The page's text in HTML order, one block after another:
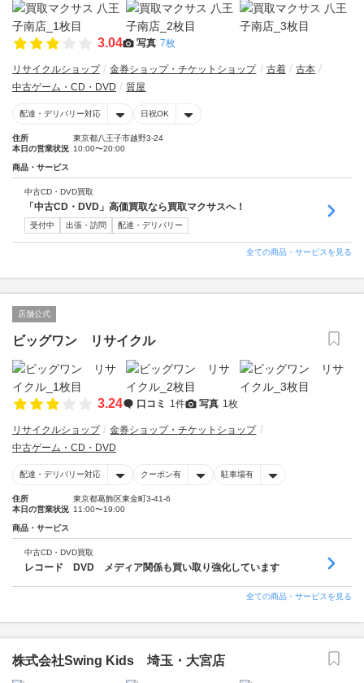
3.04 写真 7枚
リサイクルショップ 金券ショップ・チケットショップ 古着
古本
中古ゲーム・CD・DVD
質屋
配達・デリバリー対応 日祝OK
住所
東京都八王子市越野3-24
本日の営業状況 10:00〜20:00
商品・サービス
中古CD・DVD買取
「中古CD・DVD」高価買取なら買取マクサスへ！
受付中 出張・訪問 配達・デリバリー
全ての商品・サービスを見る
店舗公式
ビッグワン リサイクル
3.24 口コミ 1件 写真 1枚
リサイクルショップ
金券ショップ・チケットショップ
中古ゲーム・CD・DVD
配達・デリバリー対応 クーポン有 駐車場有
住所
東京都葛飾区東金町3-41-6
本日の営業状況 11:00〜19:00
商品・サービス
中古CD・DVD買取
レコード DVD メディア関係も買い取り強化しています
全ての商品・サービスを見る
株式会社Swing Kids 埼玉・大宮店